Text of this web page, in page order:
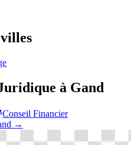
à Gand
Conseil Financier
→